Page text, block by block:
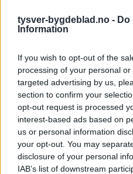
tysver-bygdeblad.no - Do
Information
If you wish to opt-out of the
processing of your personal
targeted advertising by us,
section to confirm your
opt-out request is processed
interest-based ads based on
us or personal information
your opt-out. You may
disclosure of your personal
IAB’s list of downstream